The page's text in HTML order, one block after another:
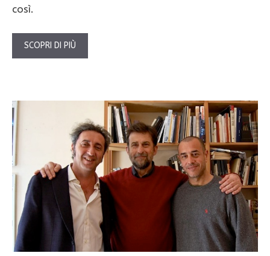
così.
SCOPRI DI PIÙ